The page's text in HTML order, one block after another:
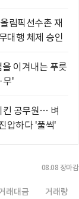
림픽선수촌 재
대행 체제 승인
이겨내는 푸릇
무'
킨 공무원… 벼
압하다 '풀썩'
08.08 장마감
래대금 거래량